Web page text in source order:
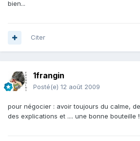
bien...
Citer
1frangin
Posté(e) 12 août 2009
pour négocier : avoir toujours du calme,
des explications et .... une bonne bouteille